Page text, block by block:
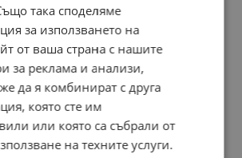
така споделяме
за използването на
от ваша страна с нашите
за реклама и анализи,
да я комбинират с друга
която сте им
или която са събрали от
на техните услуги.